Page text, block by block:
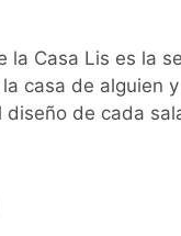
Casa Lis es la
casa de alguien
de cada